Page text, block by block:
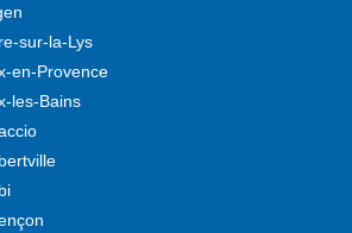
sur-la-Lys
en-Provence
les-Bains